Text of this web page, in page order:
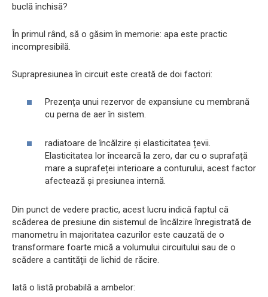
buclă închisă?
În primul rând, să o găsim în memorie: apa este practic
incompresibilă.
Suprapresiunea în circuit este creată de doi factori:
Prezența unui rezervor de expansiune cu membrană
cu perna de aer în sistem.
radiatoare de încălzire și elasticitatea țevii.
Elasticitatea lor încearcă la zero, dar cu o suprafață
mare a suprafeței interioare a conturului, acest factor
afectează și presiunea internă.
Din punct de vedere practic, acest lucru indică faptul că
scăderea de presiune din sistemul de încălzire înregistrată de
manometru în majoritatea cazurilor este cauzată de o
transformare foarte mică a volumului circuitului sau de o
scădere a cantității de lichid de răcire.
Iată o listă probabilă a ambelor: